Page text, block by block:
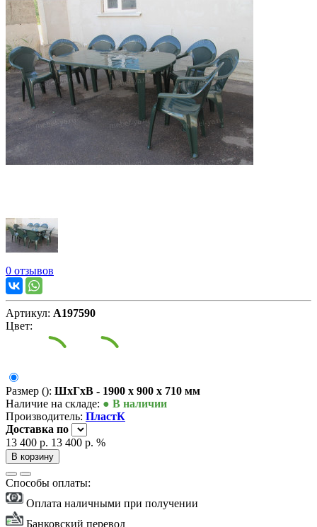
0 отзывов
Артикул: А197590
Цвет:
Размер (): ШxГxВ - 1900 x 900 x 710 мм
Наличие на складе: ● В наличии
Производитель: ПластК
Доставка по
13 400 р. 13 400 р. %
В корзину
Способы оплаты:
Оплата наличными при получении
Банковский перевод